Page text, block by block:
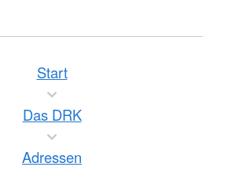
Start
Das DRK
Adressen